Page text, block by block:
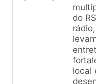
do
local